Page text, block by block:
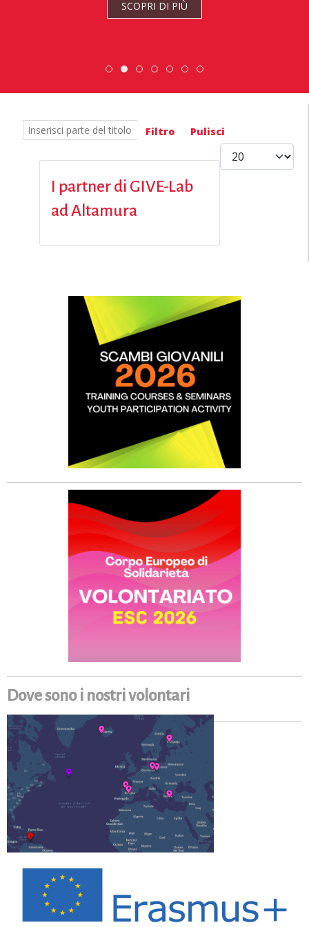
SCOPRI DI PIÙ
Scopri dove sono i nostri volontari
Scambio Giovanile » 19 - 28
DiscoverEu Inclusion
ESC » Volontariato
Inserisci parte del titolo Filtro Pulisci
Visualizza #
I partner di GIVE-Lab
ad Altamura
Dove sono i nostri volontari